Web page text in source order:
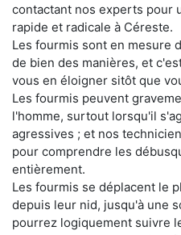
contactant nos experts pour
rapide et radicale à Céreste.
Les fourmis sont en mesure
de bien des manières, et
vous en éloigner sitôt que
Les fourmis peuvent
l'homme, surtout lorsqu'il
agressives ; et nos
pour comprendre les
entièrement.
Les fourmis se déplacent le
depuis leur nid, jusqu'à une
pourrez logiquement suivre